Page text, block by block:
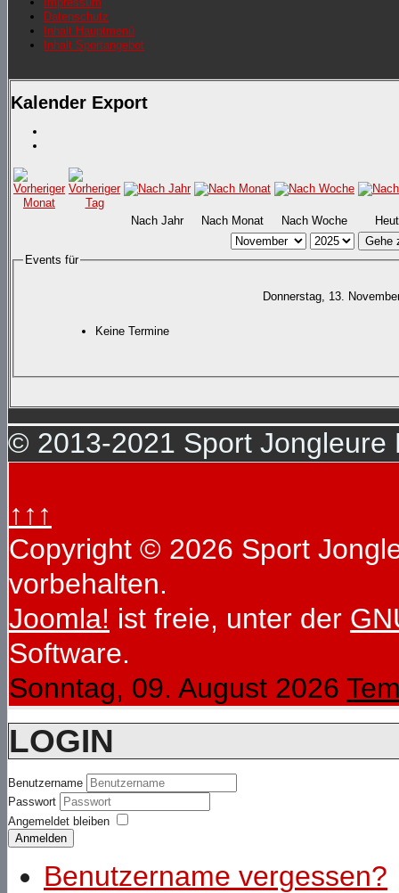
Datenschutz
Inhalt Hauptmenü
Inhalt Sportangebot
Kalender Export
Nach Jahr Nach Monat Nach Woche
Gehe
Events für
Donnerstag, 13.
Keine Termine
© 2013-2021 Sport Jongleure
↑↑↑
Copyright © 2026 Sport
vorbehalten.
Joomla! ist freie, unter der
Software.
Sonntag, 09. August 2026
LOGIN
Benutzername
Passwort
Angemeldet bleiben
Anmelden
Benutzername vergessen?